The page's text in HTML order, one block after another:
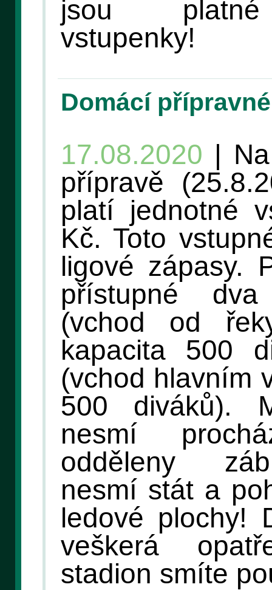
jsou platné
vstupenky!
Domácí
17.08.2020 |
přípravě
platí jednotné
Kč. Toto
ligové zápasy.
přístupné
(vchod od
kapacita 500
(vchod hlavním
500 diváků).
nesmí
odděleny
nesmí stát a
ledové plochy!
veškerá
stadion smíte